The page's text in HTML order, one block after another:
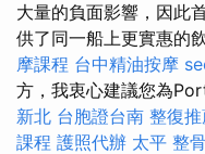
大量的負面影響，因此
供了同一船上更實惠的
摩課程 台中精油按摩
方，我衷心建議您為
新北 台胞證台南 整復
課程 護照代辦 太平 整骨